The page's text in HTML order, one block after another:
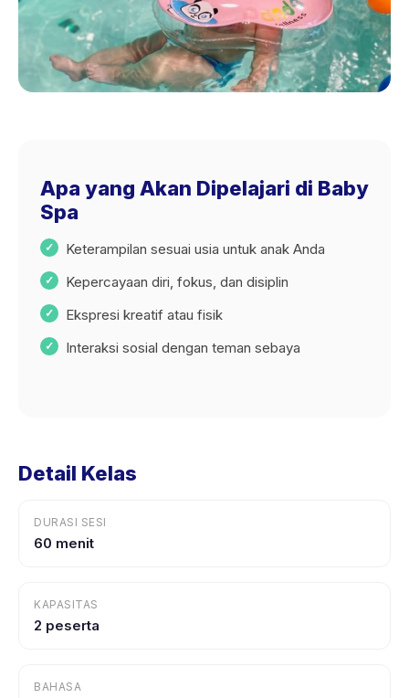
Apa yang Akan Dipelajari di Baby
Spa
Keterampilan sesuai usia untuk anak Anda
Kepercayaan diri, fokus, dan disiplin
Ekspresi kreatif atau fisik
Interaksi sosial dengan teman sebaya
Detail Kelas
DURASI SESI
60 menit
KAPASITAS
2 peserta
BAHASA